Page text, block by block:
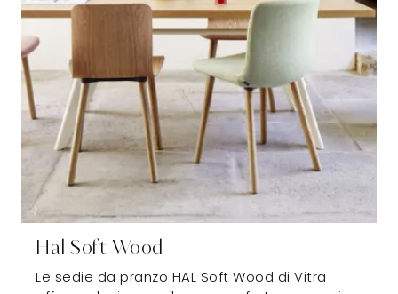
Hal Soft Wood
Le sedie da pranzo HAL Soft Wood di Vitra